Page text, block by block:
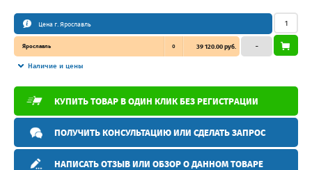
Цена г. Ярославль
Ярославль 0 39 120.00 руб.
Наличие и цены
–
КУПИТЬ ТОВАР В ОДИН КЛИК БЕЗ РЕГИСТРАЦИИ
ПОЛУЧИТЬ КОНСУЛЬТАЦИЮ ИЛИ СДЕЛАТЬ ЗАПРОС
НАПИСАТЬ ОТЗЫВ ИЛИ ОБЗОР О ДАННОМ ТОВАРЕ